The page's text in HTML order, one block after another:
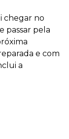
chegar no
passar pela
e com
a